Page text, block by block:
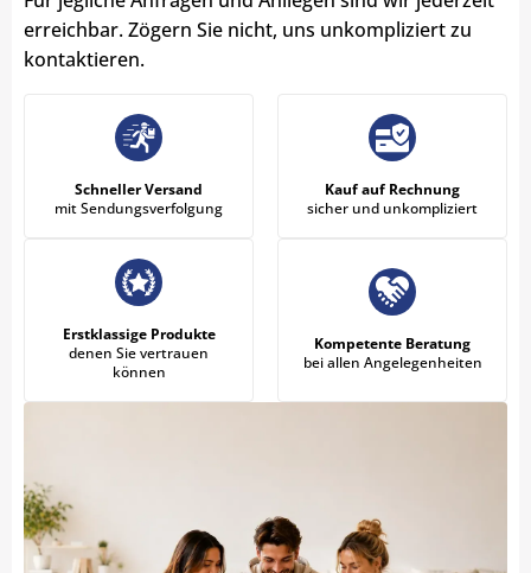
erreichbar. Zögern Sie nicht, uns unkompliziert zu
kontaktieren.
Schneller Versand
mit Sendungsverfolgung
Kauf auf Rechnung
sicher und unkompliziert
Erstklassige Produkte
denen Sie vertrauen
können
Kompetente Beratung
bei allen Angelegenheiten